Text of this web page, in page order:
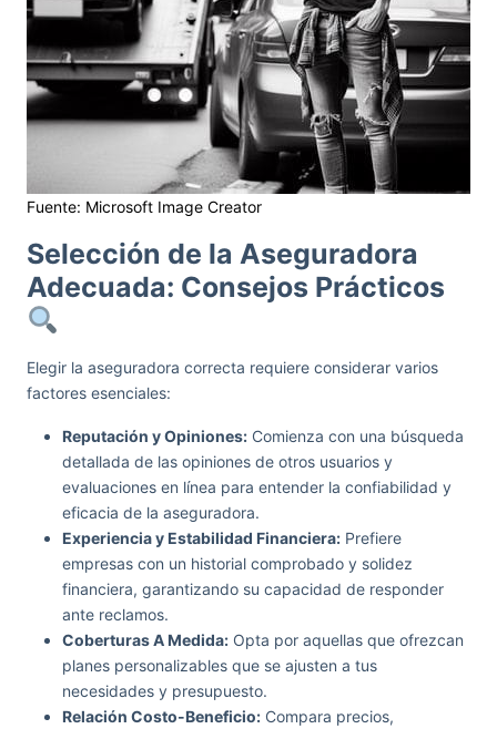
Fuente: Microsoft Image Creator
Selección de la Aseguradora
Adecuada: Consejos Prácticos
Elegir la aseguradora correcta requiere considerar varios
factores esenciales:
Reputación y Opiniones: Comienza con una búsqueda
detallada de las opiniones de otros usuarios y
evaluaciones en línea para entender la confiabilidad y
eficacia de la aseguradora.
Experiencia y Estabilidad Financiera: Prefiere
empresas con un historial comprobado y solidez
financiera, garantizando su capacidad de responder
ante reclamos.
Coberturas A Medida: Opta por aquellas que ofrezcan
planes personalizables que se ajusten a tus
necesidades y presupuesto.
Relación Costo-Beneficio: Compara precios,